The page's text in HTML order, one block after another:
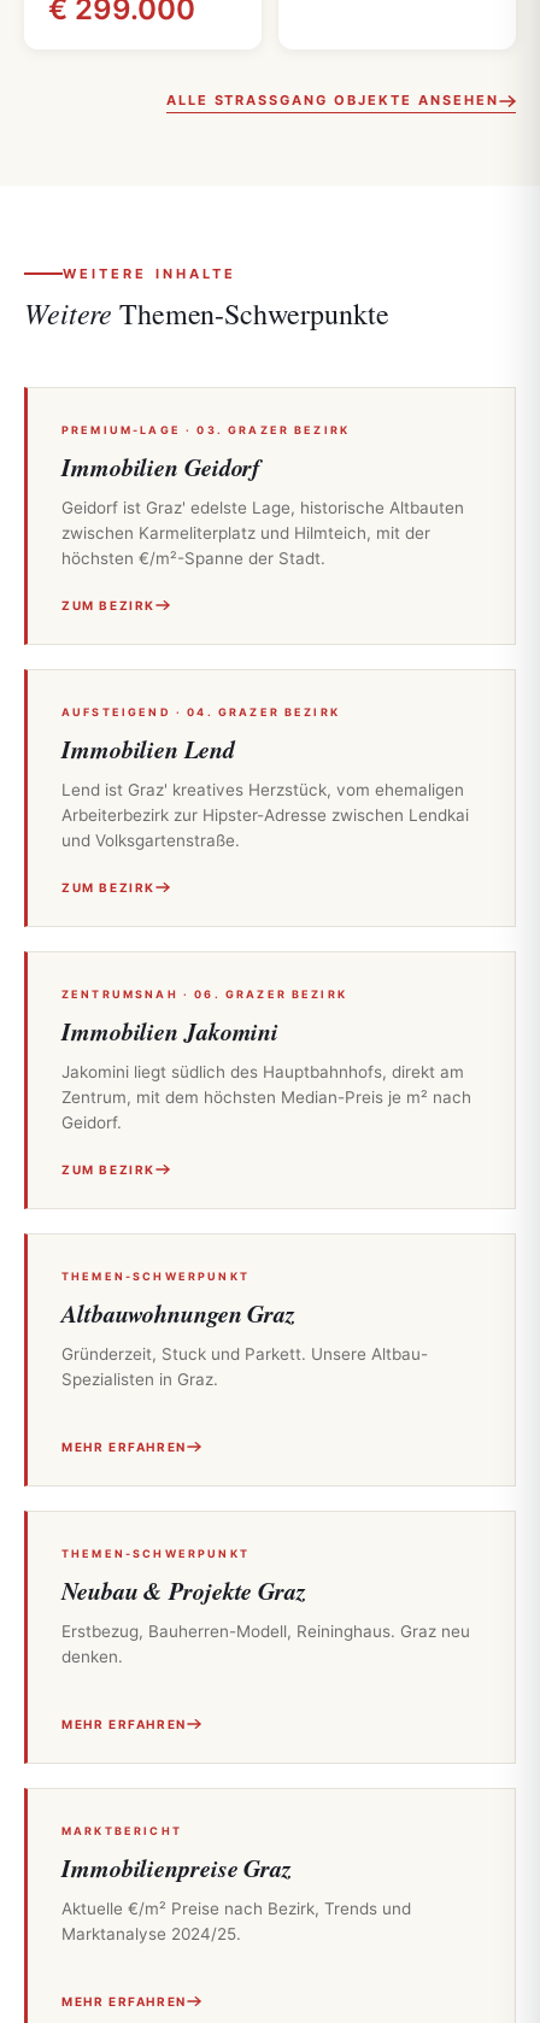
€ 299.000
ALLE STRASSGANG OBJEKTE ANSEHEN
WEITERE INHALTE
WeitereThemen-Schwerpunkte
PREMIUM-LAGE · 03. GRAZER BEZIRK
Immobilien Geidorf
Geidorf ist Graz' edelste Lage, historische Altbauten
zwischen Karmeliterplatz und Hilmteich, mit der
höchsten €/m²-Spanne der Stadt.
ZUM BEZIRK
AUFSTEIGEND · 04. GRAZER BEZIRK
Immobilien Lend
Lend ist Graz' kreatives Herzstück, vom ehemaligen
Arbeiterbezirk zur Hipster-Adresse zwischen Lendkai
und Volksgartenstraße.
ZUM BEZIRK
ZENTRUMSNAH · 06. GRAZER BEZIRK
Immobilien Jakomini
Jakomini liegt südlich des Hauptbahnhofs, direkt am
Zentrum, mit dem höchsten Median-Preis je m² nach
Geidorf.
ZUM BEZIRK
THEMEN-SCHWERPUNKT
Altbauwohnungen Graz
Gründerzeit, Stuck und Parkett. Unsere Altbau-
Spezialisten in Graz.
MEHR ERFAHREN
THEMEN-SCHWERPUNKT
Neubau & Projekte Graz
Erstbezug, Bauherren-Modell, Reininghaus. Graz neu
denken.
MEHR ERFAHREN
MARKTBERICHT
Immobilienpreise Graz
Aktuelle €/m² Preise nach Bezirk, Trends und
Marktanalyse 2024/25.
MEHR ERFAHREN